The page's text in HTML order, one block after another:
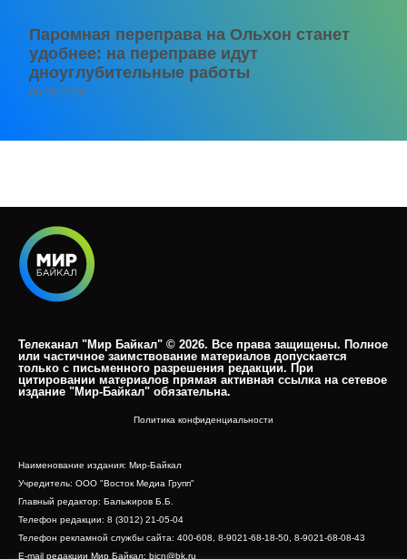
Паромная переправа на Ольхон станет
удобнее: на переправе идут
дноуглубительные работы
06.08.2026
Телеканал "Мир Байкал" © 2026. Все права защищены. Полное
или частичное заимствование материалов допускается
только с письменного разрешения редакции. При
цитировании материалов прямая активная ссылка на сетевое
издание "Мир-Байкал" обязательна.​
Политика конфиденциальности
Наименование издания: Мир-Байкал
Учредитель: ООО "Восток Медиа Групп"
Главный редактор: Бальжиров Б.Б.
Телефон редакции: 8 (3012) 21-05-04
Телефон рекламной службы сайта: 400-608, 8-9021-68-18-50, 8-9021-68-08-43
E-mail редакции Мир Байкал: bicn@bk.ru